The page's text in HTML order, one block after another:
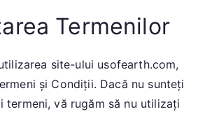
Termenilor
site-ului usofearth.com,
și Condiții. Dacă nu sunteți
termeni, vă rugăm să nu utilizați